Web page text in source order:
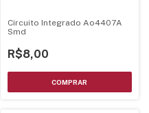
Circuito Integrado Ao4407A
Smd
R$8,00